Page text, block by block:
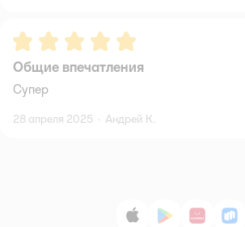
Рейтинг:5
Общие впечатления
Супер
28 апреля 2025 · Андрей К.
App StoreGoogle Play